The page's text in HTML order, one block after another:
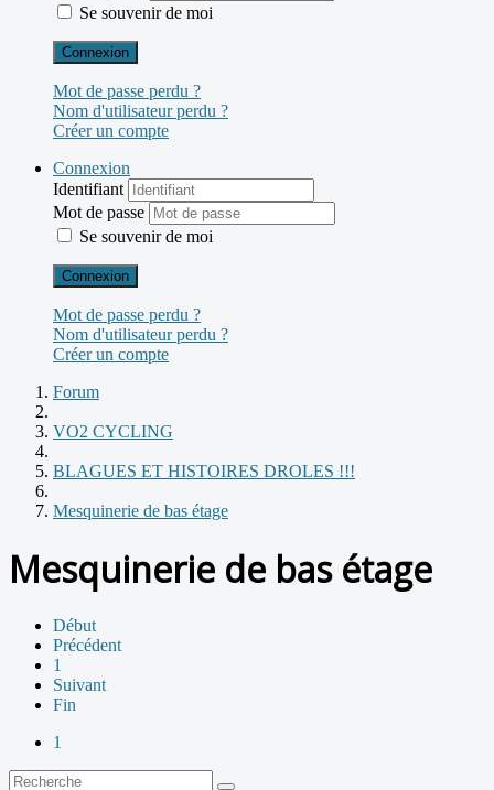
Se souvenir de moi
Connexion
Mot de passe perdu ?
Nom d'utilisateur perdu ?
Créer un compte
Connexion
Identifiant
Mot de passe
Se souvenir de moi
Connexion
Mot de passe perdu ?
Nom d'utilisateur perdu ?
Créer un compte
Forum
VO2 CYCLING
BLAGUES ET HISTOIRES DROLES !!!
Mesquinerie de bas étage
Mesquinerie de bas étage
Début
Précédent
1
Suivant
Fin
1